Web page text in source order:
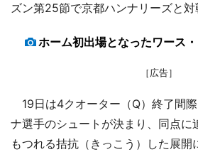
ズン第25節で京都ハンナリーズと対
ホーム初出場となったワース
［広告］
19日は4クオーター（Q）終了間
ナ選手のシュートが決まり、同点に
もつれる拮抗（きっこう）した展開